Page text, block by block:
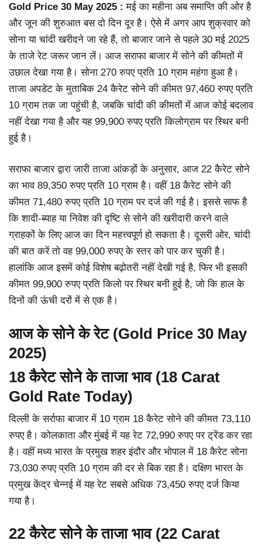
Gold Price 30 May 2025 : मई का महीना अब समाप्ति की ओर है
और जून की शुरुआत बस दो दिन दूर है। ऐसे में अगर आप शुक्रवार को
सोना या चांदी खरीदने जा रहे हैं, तो बाजार जाने से पहले 30 मई 2025
के ताजे रेट जरूर जान लें। आज सराफा बाजार में सोने की कीमतों में
उछाल देखा गया है। सोना 270 रुपए प्रति 10 ग्राम महंगा हुआ है।
ताजा अपडेट के मुताबिक 24 कैरेट सोने की कीमत 97,460 रुपए प्रति
10 ग्राम तक जा पहुंची है, जबकि चांदी की कीमतों में आज कोई बदलाव
नहीं देखा गया है और यह 99,900 रुपए प्रति किलोग्राम पर स्थिर बनी
हुई है।
सराफा बाजार द्वारा जारी ताजा आंकड़ों के अनुसार, आज 22 कैरेट सोने
का भाव 89,350 रुपए प्रति 10 ग्राम है। वहीं 18 कैरेट सोने की
कीमत 71,480 रुपए प्रति 10 ग्राम पर दर्ज की गई है। इससे साफ है
कि शादी-ब्याह या निवेश की दृष्टि से सोने की खरीदारी करने वाले
ग्राहकों के लिए आज का दिन महत्त्वपूर्ण हो सकता है। दूसरी ओर, चांदी
की बात करें तो वह 99,000 रुपए के स्तर को पार कर चुकी है।
हालांकि आज इसमें कोई विशेष बढ़ोतरी नहीं देखी गई है, फिर भी इसकी
कीमत 99,900 रुपए प्रति किलो पर स्थिर बनी हुई है, जो कि हाल के
दिनों की ऊंची दरों में से एक है।
आज के सोने के रेट (Gold Price 30 May
2025)
18 कैरेट सोने के ताजा भाव (18 Carat
Gold Rate Today)
दिल्ली के सर्राफा बाजार में 10 ग्राम 18 कैरेट सोने की कीमत 73,110
रुपए है। कोलकाता और मुंबई में यह रेट 72,990 रुपए पर ट्रेंड कर रहा
है। वहीं मध्य भारत के प्रमुख शहर इंदौर और भोपाल में 18 कैरेट सोना
73,030 रुपए प्रति 10 ग्राम की दर से बिक रहा है। दक्षिण भारत के
प्रमुख केंद्र चेन्नई में यह रेट सबसे अधिक 73,450 रुपए दर्ज किया
गया है।
22 कैरेट सोने के ताजा भाव (22 Carat